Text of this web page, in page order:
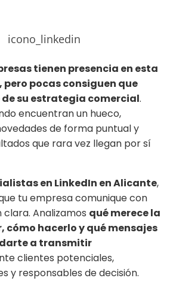
tienen presencia en esta
pocas consiguen que
su estrategia comercial.
encuentran un hueco,
de forma puntual y
que rara vez llegan por sí
en LinkedIn en Alicante,
tu empresa comunique con
Analizamos qué merece la
cómo hacerlo y qué mensajes
a transmitir
clientes potenciales,
y responsables de decisión.